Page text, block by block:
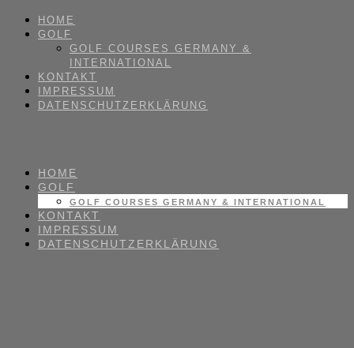
HOME
GOLF
GOLF COURSES GERMANY &
INTERNATIONAL
KONTAKT
IMPRESSUM
DATENSCHUTZERKLÄRUNG
HOME
GOLF
GOLF COURSES GERMANY & INTERNATIONAL
KONTAKT
IMPRESSUM
DATENSCHUTZERKLÄRUNG